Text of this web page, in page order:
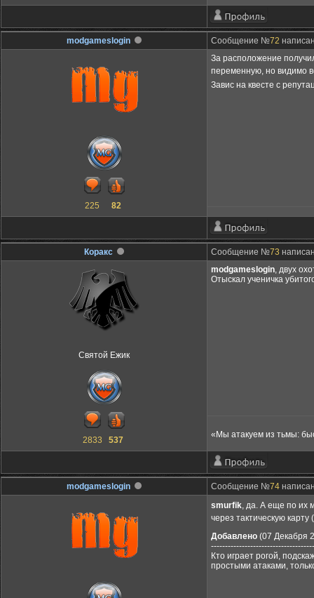
modgameslogin Сообщение №72
225 82
За расположение
переменную, но видимо
Завис на квесте с
Коракс Сообщение №73
Святой Ежик
2833 537
modgameslogin, двух
Отыскал ученичка
«Мы атакуем из тьмы:
modgameslogin Сообщение №74
smurfik, да. А еще по их
через тактическую
Добавлено (07 Декабря
Кто играет рогой,
простыми атаками,